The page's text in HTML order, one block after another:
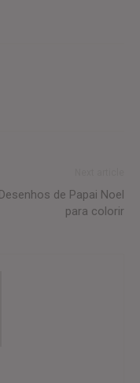
de Papai Noel
para colorir